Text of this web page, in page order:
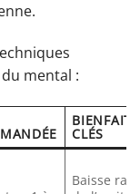
mental :
BIENFAITS
CLÉS
Baisse